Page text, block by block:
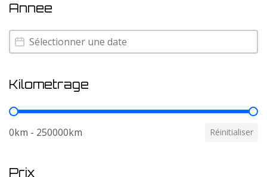
Annee
Annee
Annee
Kilometrage
Kilometrage
0km - 250000km Réinitialiser
Prix